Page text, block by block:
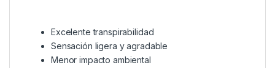
Excelente transpirabilidad
Sensación ligera y agradable
Menor impacto ambiental